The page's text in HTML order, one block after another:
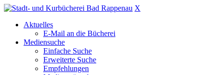
X
Aktuelles
E-Mail an die Bücherei
Mediensuche
Einfache Suche
Erweiterte Suche
Empfehlungen